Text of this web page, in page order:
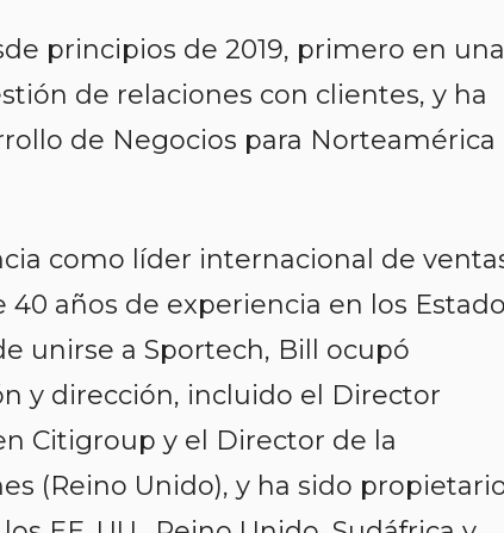
principios de 2019, primero en una
de relaciones con clientes, y ha
de Negocios para Norteamérica
como líder internacional de
años de experiencia en los
unirse a Sportech, Bill ocupó
y dirección, incluido el Director
Citigroup y el Director de la
(Reino Unido), y ha sido